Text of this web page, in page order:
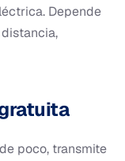
Depende
poco, transmite